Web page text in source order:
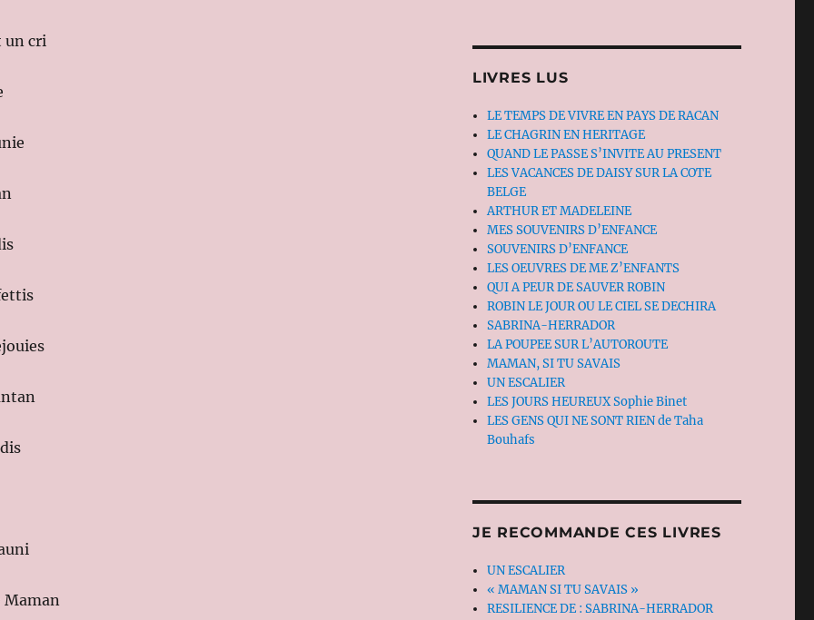
un cri
Maman
LIVRES LUS
LE TEMPS DE VIVRE EN PAYS DE RACAN
LE CHAGRIN EN HERITAGE
QUAND LE PASSE S’INVITE AU PRESENT
LES VACANCES DE DAISY SUR LA COTE
BELGE
ARTHUR ET MADELEINE
MES SOUVENIRS D’ENFANCE
SOUVENIRS D’ENFANCE
LES OEUVRES DE ME Z’ENFANTS
QUI A PEUR DE SAUVER ROBIN
ROBIN LE JOUR OU LE CIEL SE DECHIRA
SABRINA-HERRADOR
LA POUPEE SUR L’AUTOROUTE
MAMAN, SI TU SAVAIS
UN ESCALIER
LES JOURS HEUREUX Sophie Binet
LES GENS QUI NE SONT RIEN de Taha
Bouhafs
JE RECOMMANDE CES LIVRES
UN ESCALIER
« MAMAN SI TU SAVAIS »
RESILIENCE DE : SABRINA-HERRADOR